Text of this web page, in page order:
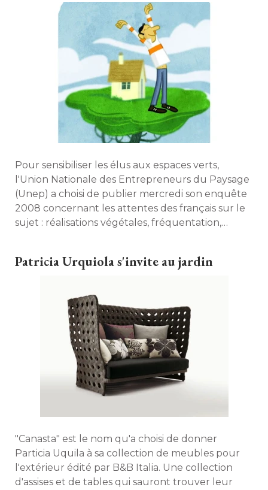
Pour sensibiliser les élus aux espaces verts,
l'Union Nationale des Entrepreneurs du Paysage
(Unep) a choisi de publier mercredi son enquête
2008 concernant les attentes des français sur le
sujet : réalisations végétales, fréquentation,
Patricia Urquiola s'invite au jardin
"Canasta" est le nom qu'a choisi de donner
Particia Uquila à sa collection de meubles pour
l'extérieur édité par B&B Italia. Une collection
d'assises et de tables qui sauront trouver leur